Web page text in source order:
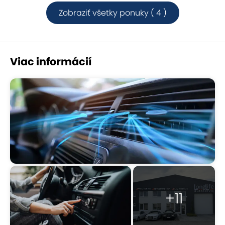
Zobraziť všetky ponuky ( 4 )
Viac informácií
+11